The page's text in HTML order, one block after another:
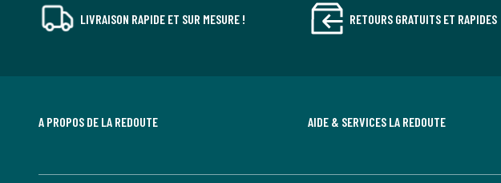
LIVRAISON RAPIDE ET SUR MESURE ! RETOURS GRATUITS ET RAPIDES
A PROPOS DE LA REDOUTE AIDE & SERVICES LA REDOUTE